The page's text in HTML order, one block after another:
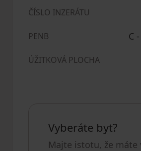
ČÍSLO INZERÁTU
PENB C
ÚŽITKOVÁ PLOCHA
Vyberáte byt?
Majte istotu, že